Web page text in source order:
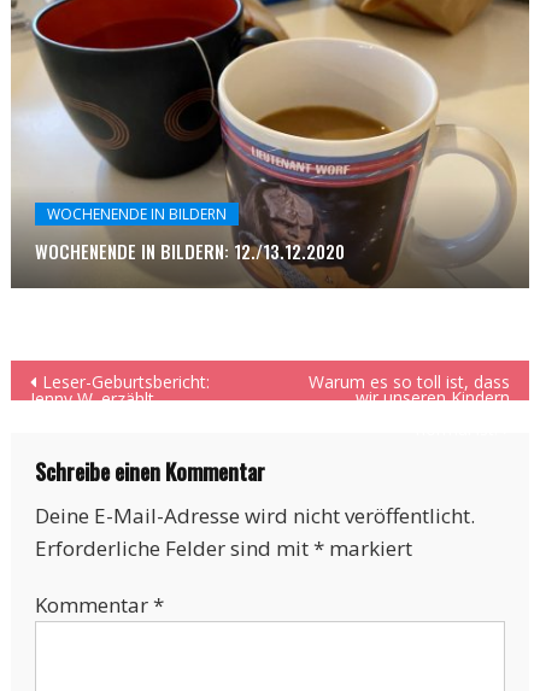
WOCHENENDE IN BILDERN
WOCHENENDE IN BILDERN: 12./13.12.2020
Beitragsnavigation
Leser-Geburtsbericht:
Jenny W. erzählt
Warum es so toll ist, dass
wir unseren Kindern
Schreibe einen Kommentar
Deine E-Mail-Adresse wird nicht veröffentlicht.
Erforderliche Felder sind mit*markiert
Kommentar*